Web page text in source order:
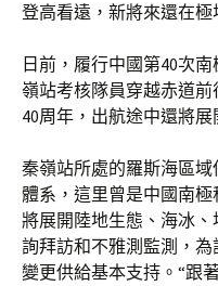
登高看遠，新將來還在極
日前，履行中國第40次
嶺站考核隊員穿越赤道
40周年，出航途中還將展
秦嶺站所處的羅斯海區
體系，這里曾是中國南
將展開陸地生態、海冰
詢拜訪和不雅測監測，
變更供給基本支持。“跟